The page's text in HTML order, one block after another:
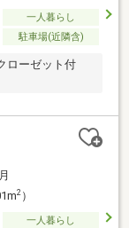
一人暮らし
駐車場(近隣含)
ローゼット付
2）
一人暮らし